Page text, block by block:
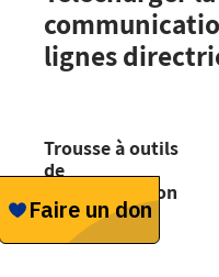
lignes
Trousse à outils
de
communication
CLEAR